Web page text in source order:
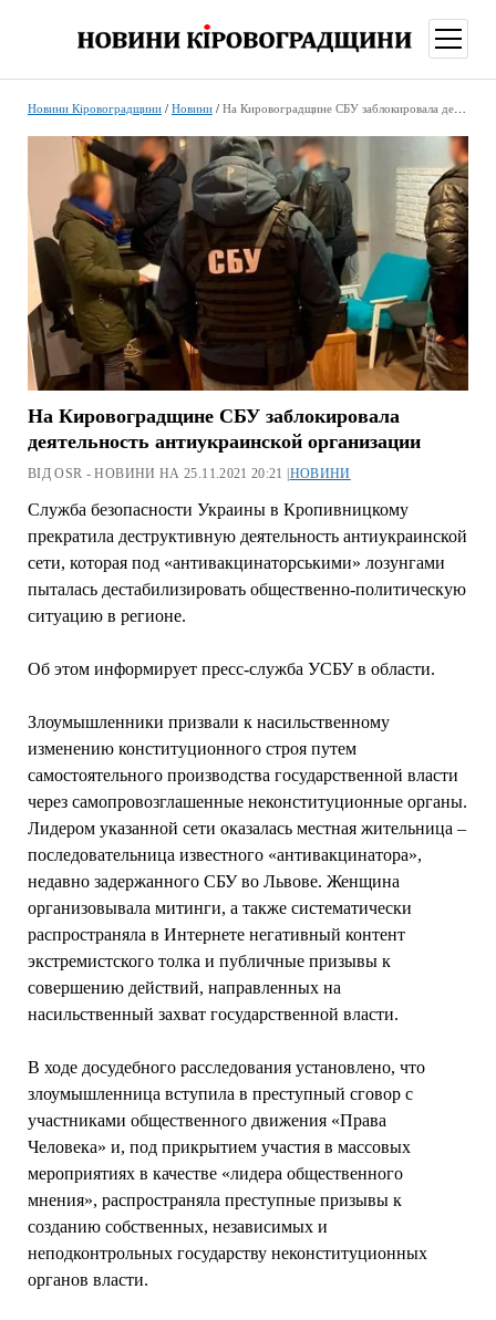
меню
Новини Кіровоградщини/ Новини/ На Кировоградщине СБУ заблокировала деятельность антиукраинской организации
На Кировоградщине СБУ заблокировала
деятельность антиукраинской организации
ВІД OSR - НОВИНИ НА 25.11.2021 20:21 | НОВИНИ
Служба безопасности Украины в Кропивницкому
прекратила деструктивную деятельность антиукраинской
сети, которая под «антивакцинаторськими» лозунгами
пыталась дестабилизировать общественно-политическую
ситуацию в регионе.
Об этом информирует пресс-служба УСБУ в области.
Злоумышленники призвали к насильственному
изменению конституционного строя путем
самостоятельного производства государственной власти
через самопровозглашенные неконституционные органы.
Лидером указанной сети оказалась местная жительница –
последовательница известного «антивакцинатора»,
недавно задержанного СБУ во Львове. Женщина
организовывала митинги, а также систематически
распространяла в Интернете негативный контент
экстремистского толка и публичные призывы к
совершению действий, направленных на
насильственный захват государственной власти.
В ходе досудебного расследования установлено, что
злоумышленница вступила в преступный сговор с
участниками общественного движения «Права
Человека» и, под прикрытием участия в массовых
мероприятиях в качестве «лидера общественного
мнения», распространяла преступные призывы к
созданию собственных, независимых и
неподконтрольных государству неконституционных
органов власти.